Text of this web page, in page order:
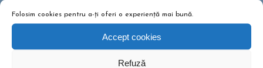
Folosim cookies pentru a-ți oferi o experiență mai bună.
Accept cookies
Refuză
aprilie 20, 2021 - 1:16 pm
Drumeții montane pentru familii!